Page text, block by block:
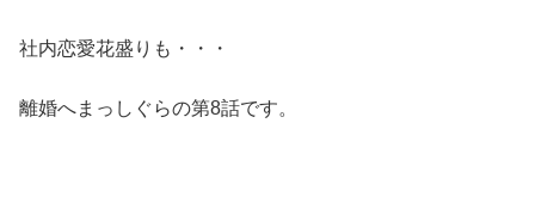
社内恋愛花盛りも・・・
離婚へまっしぐらの第8話です。